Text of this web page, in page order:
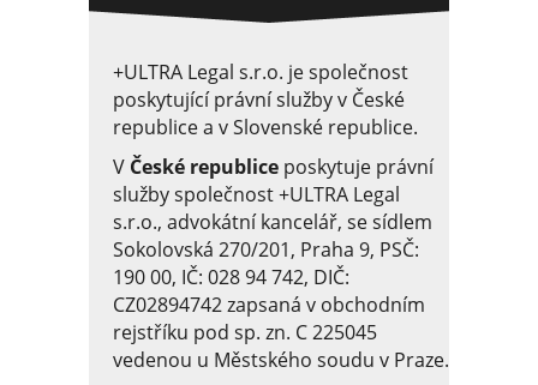
+ULTRA Legal s.r.o. je společnost
poskytující právní služby v České
republice a v Slovenské republice.
V České republice poskytuje právní
služby společnost +ULTRA Legal
s.r.o., advokátní kancelář, se sídlem
Sokolovská 270/201, Praha 9, PSČ:
190 00, IČ: 028 94 742, DIČ:
CZ02894742 zapsaná v obchodním
rejstříku pod sp. zn. C 225045
vedenou u Městského soudu v Praze.